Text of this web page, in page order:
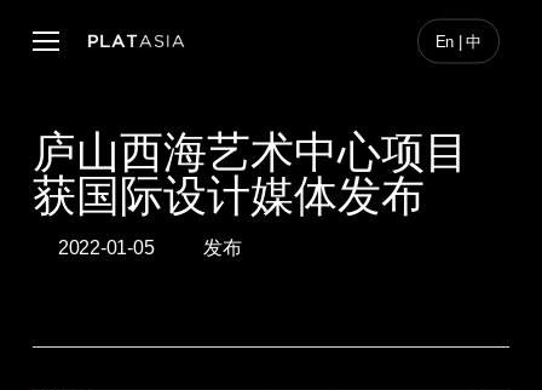
Menu En | 中
庐山西海艺术中心项目
获国际设计媒体发布
2022-01-05 发布